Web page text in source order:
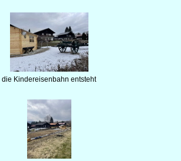
die Kindereisenbahn entsteht